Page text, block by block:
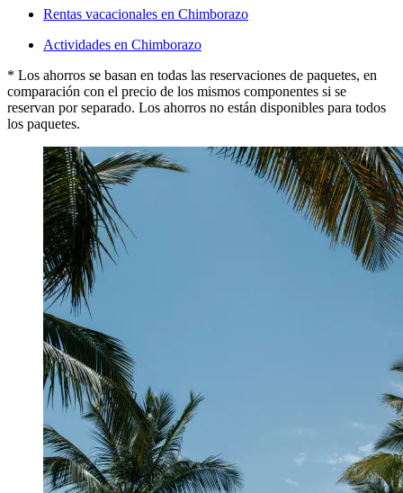
Rentas vacacionales en Chimborazo
Actividades en Chimborazo
* Los ahorros se basan en todas las reservaciones de paquetes, en
comparación con el precio de los mismos componentes si se
reservan por separado. Los ahorros no están disponibles para todos
los paquetes.